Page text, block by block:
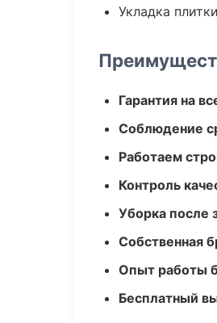
Укладка плитки
Гарантия на
Соблюдение
Работаем
Контроль
Уборка после
Собственная
Опыт работы
Бесплатный